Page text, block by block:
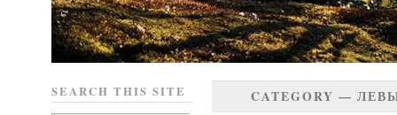
CATEGORY —
SEARCH THIS SITE